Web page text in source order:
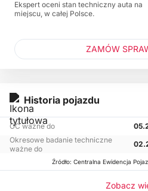
Historia pojazdu
OC ważne do
Okresowe badanie techniczne
ważne do
Źródło: Centralna Ewidencja
Zobacz
Ekspert oceni stan techniczny auta na
miejscu, w całej Polsce.
ZAMÓW